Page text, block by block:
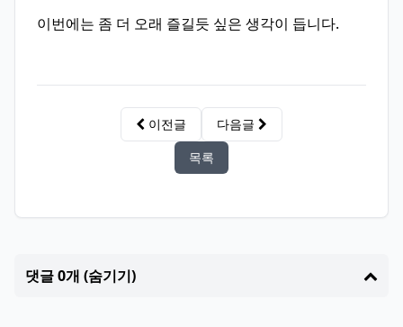
이번에는 좀 더 오래 즐길듯 싶은 생각이 듭니다.
이전글
다음글
목록
댓글 0개 (숨기기)